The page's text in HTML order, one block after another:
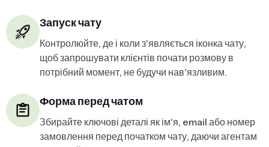
Запуск чату
Контролюйте, де і коли з'являється іконка чату,
щоб запрошувати клієнтів почати розмову в
потрібний момент, не будучи нав'язливим.
Форма перед чатом
Збирайте ключові деталі як ім'я, email або номер
замовлення перед початком чату, даючи агентам